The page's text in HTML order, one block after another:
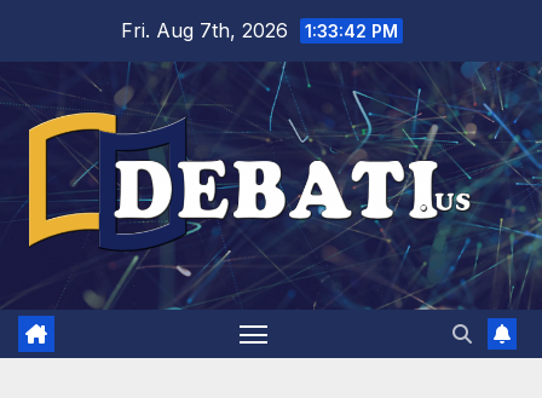
content
Fri. Aug 7th, 2026 1:33:43 PM